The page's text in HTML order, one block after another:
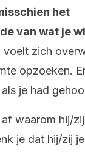
het
van wat je
zich
opzoeken.
je had
waarom hij/
je dat hij/zij